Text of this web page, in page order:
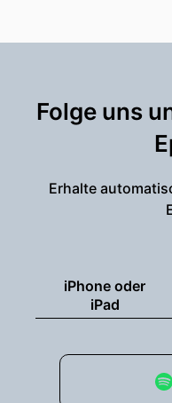
Folge uns
Erhalte
iPhone oder
iPad